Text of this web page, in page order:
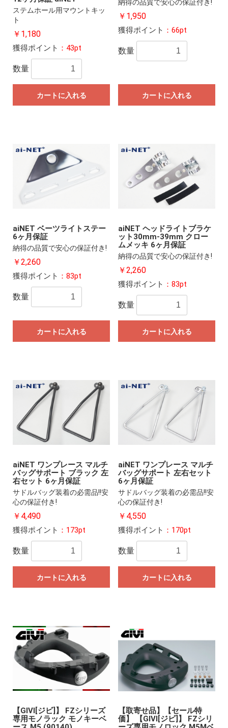
ステムホール用マウントキッ
ト
￥1,180
獲得ポイント ：43pt
数量
カートに入れる
納得の品質で安心の保証付き!
￥1,950
獲得ポイント ：66pt
数量
カートに入れる
aiNET ベーツライトステー
6ヶ月保証
納得の品質で安心の保証付き!
￥2,260
獲得ポイント ：83pt
数量
カートに入れる
aiNET ヘッドライトブラケ
ット30mm-39mm クロー
ムメッキ 6ヶ月保証
納得の品質で安心の保証付き!
￥2,260
獲得ポイント ：83pt
数量
カートに入れる
aiNET ワンプレース マルチ
バッグサポート ブラック 左
右セット 6ヶ月保証
サドルバッグ装着の必需品!!安
心の保証付き!
￥4,490
獲得ポイント ：173pt
数量
カートに入れる
aiNET ワンプレース マルチ
バッグサポート 左右セット
6ヶ月保証
サドルバッグ装着の必需品!!安
心の保証付き!
￥4,550
獲得ポイント ：170pt
数量
カートに入れる
【GIVI[ジビ]】 FZシリーズ
専用モノラック モノキーベ
【取寄せ品】【セール特
価】 【GIVI[ジビ]】 FZシリ